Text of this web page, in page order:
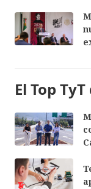
El Top